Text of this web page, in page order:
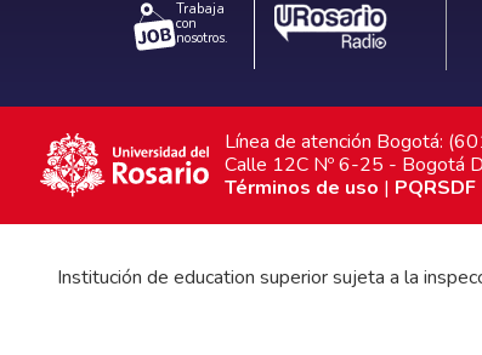
Trabaja
con
nosotros.
Línea de atención Bogotá:
Calle 12C Nº 6-25 - Bogotá
Términos de uso |
Institución de education superior sujeta a la